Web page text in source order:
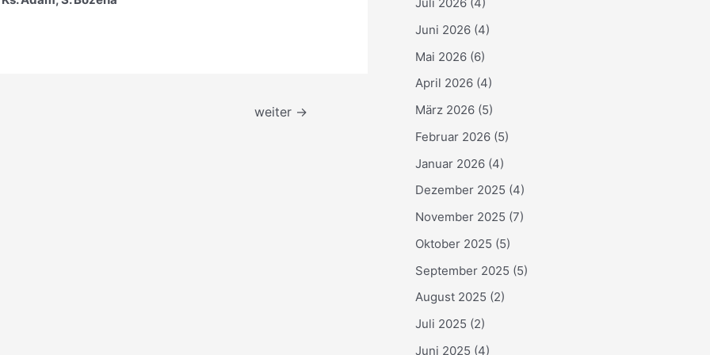
weiter →
Juni 2026 (4)
Mai 2026 (6)
April 2026 (4)
März 2026 (5)
Februar 2026 (5)
Januar 2026 (4)
Dezember 2025 (4)
November 2025 (7)
Oktober 2025 (5)
September 2025 (5)
August 2025 (2)
Juli 2025 (2)
Juni 2025 (4)